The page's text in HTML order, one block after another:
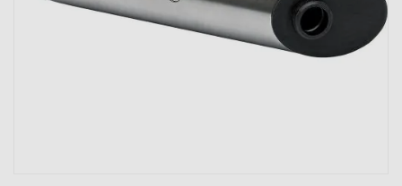
ons voorop, want we geloven dat een